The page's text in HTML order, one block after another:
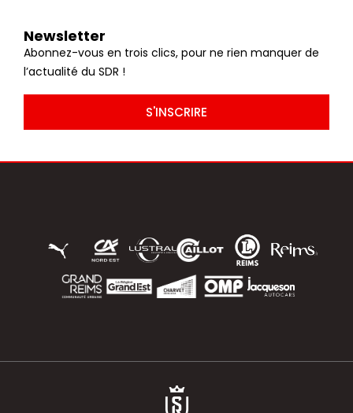
Newsletter
Abonnez-vous en trois clics, pour ne rien manquer de
l’actualité du SDR !
S'INSCRIRE